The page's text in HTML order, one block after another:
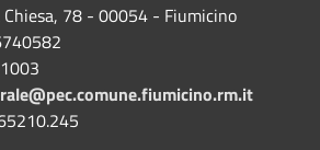
Chiesa, 78 - 00054 - Fiumicino